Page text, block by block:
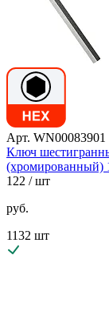
Арт. WN00083901
Ключ
(хромированный)
122 / шт
руб.
1132 шт